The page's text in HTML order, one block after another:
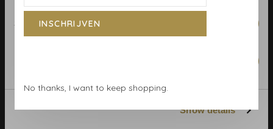
Statistics
Show details
Algemene voorwaarden
Blog
INSCHRIJVEN
No thanks, I want to keep shopping.